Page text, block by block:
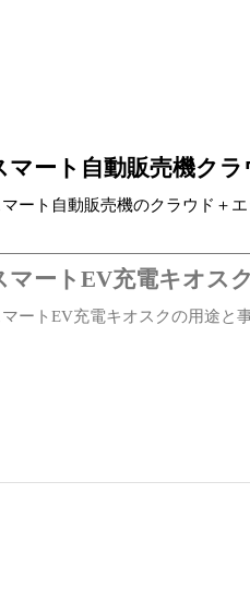
ttyS2/ttyS4)
ド×1
ト×4
クライアント/APモード
マート自動販売機ク
ート自動販売機のクラウド＋
ント スマート…
マートEV充電キオスク
ートEV充電キオスクの用途と